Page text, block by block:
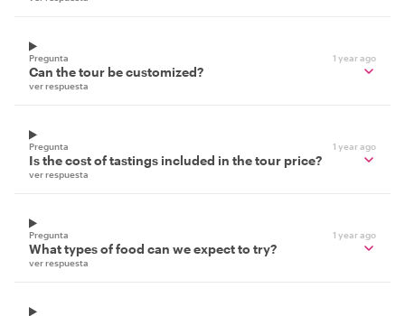
Pregunta 1 year ago
Can the tour be customized?
ver respuesta
Pregunta 1 year ago
Is the cost of tastings included in the tour price?
ver respuesta
Pregunta 1 year ago
What types of food can we expect to try?
ver respuesta